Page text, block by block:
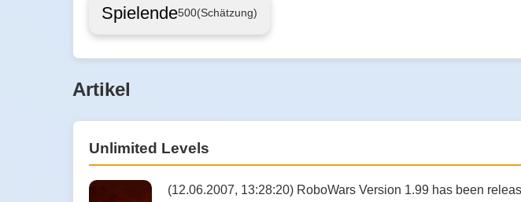
Spielende500(Schätzung)
Artikel
Unlimited Levels
(12.06.2007, 13:28:20) RoboWars Version 1.99 has been